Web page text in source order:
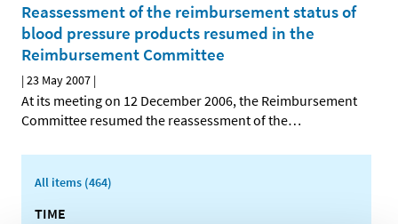
Reassessment of the reimbursement status of
blood pressure products resumed in the
Reimbursement Committee
|23 May 2007 |
At its meeting on 12 December 2006, the Reimbursement
Committee resumed the reassessment of the…
All items (464)
TIME